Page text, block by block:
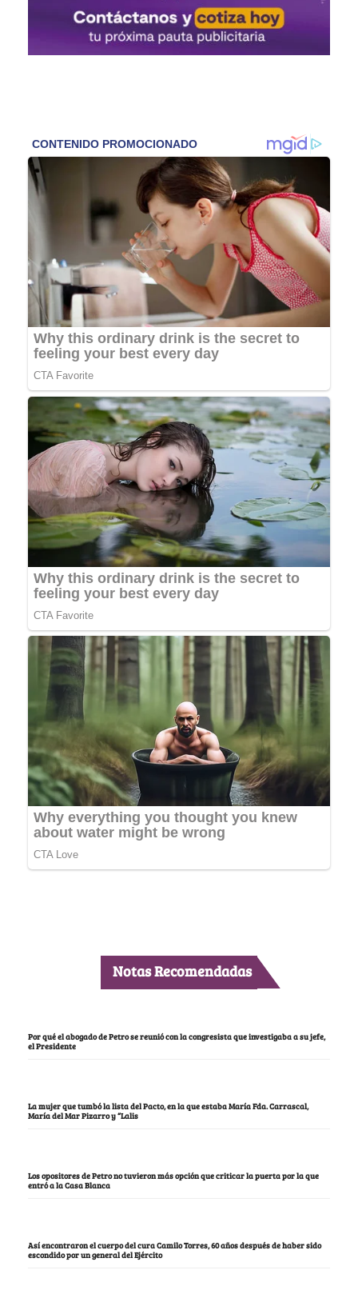
Notas Recomendadas
Por qué el abogado de Petro se reunió con la congresista que investigaba a su jefe,
el Presidente
La mujer que tumbó la lista del Pacto, en la que estaba María Fda. Carrascal,
María del Mar Pizarro y “Lalis
Los opositores de Petro no tuvieron más opción que criticar la puerta por la que
entró a la Casa Blanca
Así encontraron el cuerpo del cura Camilo Torres, 60 años después de haber sido
escondido por un general del Ejército